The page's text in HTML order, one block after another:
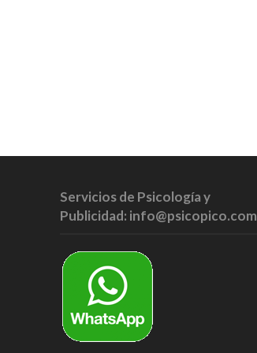
Servicios de Psicología y
Publicidad: info@psicopico.com